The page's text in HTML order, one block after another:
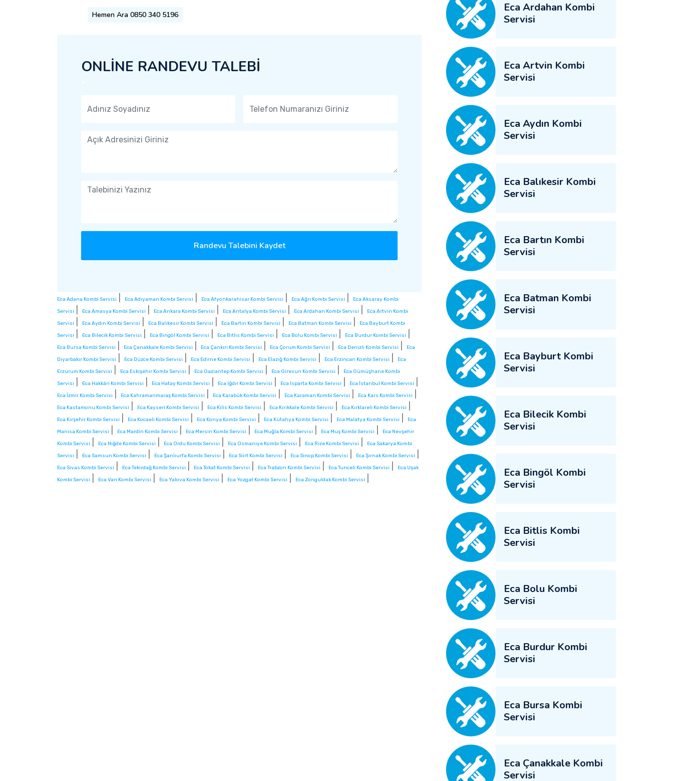
Hemen Ara 0850 340 5196
ONLİNE RANDEVU TALEBİ
Randevu Talebini Kaydet
Eca Adana Kombi Servisi Eca Adıyaman Kombi Servisi Eca Afyonkarahisar Kombi Servisi Eca Ağrı Kombi Servisi
Eca Aksaray Kombi
Servisi
Eca Amasya Kombi Servisi Eca Ankara Kombi Servisi Eca Antalya Kombi Servisi Eca Ardahan Kombi Servisi
Eca Artvin Kombi
Servisi
Eca Aydın Kombi Servisi Eca Balıkesir Kombi Servisi Eca Bartın Kombi Servisi Eca Batman Kombi Servisi
Eca Bayburt Kombi
Servisi
Eca Bilecik Kombi Servisi Eca Bingöl Kombi Servisi Eca Bitlis Kombi Servisi Eca Bolu Kombi Servisi Eca Burdur Kombi Servisi
Eca Bursa Kombi Servisi Eca Çanakkale Kombi Servisi Eca Çankırı Kombi Servisi Eca Çorum Kombi Servisi Eca Denizli Kombi Servisi
Eca
Diyarbakır Kombi Servisi
Eca Düzce Kombi Servisi Eca Edirne Kombi Servisi Eca Elazığ Kombi Servisi Eca Erzincan Kombi Servisi
Eca
Erzurum Kombi Servisi
Eca Eskişehir Kombi Servisi Eca Gaziantep Kombi Servisi Eca Giresun Kombi Servisi
Eca Gümüşhane Kombi
Servisi
Eca Hakkâri Kombi Servisi Eca Hatay Kombi Servisi Eca Iğdır Kombi Servisi Eca Isparta Kombi Servisi Eca İstanbul Kombi Servisi
Eca İzmir Kombi Servisi Eca Kahramanmaraş Kombi Servisi Eca Karabük Kombi Servisi Eca Karaman Kombi Servisi Eca Kars Kombi Servisi
Eca Kastamonu Kombi Servisi Eca Kayseri Kombi Servisi Eca Kilis Kombi Servisi Eca Kırıkkale Kombi Servisi Eca Kırklareli Kombi Servisi
Eca Kırşehir Kombi Servisi Eca Kocaeli Kombi Servisi Eca Konya Kombi Servisi Eca Kütahya Kombi Servisi Eca Malatya Kombi Servisi
Eca
Manisa Kombi Servisi
Eca Mardin Kombi Servisi Eca Mersin Kombi Servisi Eca Muğla Kombi Servisi Eca Muş Kombi Servisi
Eca Nevşehir
Kombi Servisi
Eca Niğde Kombi Servisi Eca Ordu Kombi Servisi Eca Osmaniye Kombi Servisi Eca Rize Kombi Servisi
Eca Sakarya Kombi
Servisi
Eca Samsun Kombi Servisi Eca Şanlıurfa Kombi Servisi Eca Siirt Kombi Servisi Eca Sinop Kombi Servisi Eca Şırnak Kombi Servisi
Eca Sivas Kombi Servisi Eca Tekirdağ Kombi Servisi Eca Tokat Kombi Servisi Eca Trabzon Kombi Servisi Eca Tunceli Kombi Servisi
Eca Uşak
Kombi Servisi
Eca Van Kombi Servisi Eca Yalova Kombi Servisi Eca Yozgat Kombi Servisi Eca Zonguldak Kombi Servisi
Eca Ardahan Kombi
Servisi
Eca Artvin Kombi
Servisi
Eca Aydın Kombi
Servisi
Eca Balıkesir Kombi
Servisi
Eca Bartın Kombi
Servisi
Eca Batman Kombi
Servisi
Eca Bayburt Kombi
Servisi
Eca Bilecik Kombi
Servisi
Eca Bingöl Kombi
Servisi
Eca Bitlis Kombi
Servisi
Eca Bolu Kombi
Servisi
Eca Burdur Kombi
Servisi
Eca Bursa Kombi
Servisi
Eca Çanakkale Kombi
Servisi